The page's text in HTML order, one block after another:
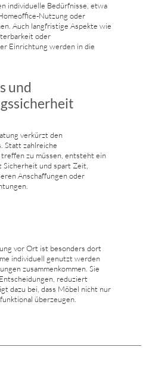
individuelle Bedürfnisse, etwa
Nutzung oder
Auch langfristige Aspekte wie
oder
Einrichtung werden in die
und
verkürzt den
Statt zahlreiche
zu müssen, entsteht ein
Sicherheit und spart Zeit,
Anschaffungen oder
vor Ort ist besonders dort
individuell genutzt werden
zusammenkommen. Sie
reduziert
dazu bei, dass Möbel nicht nur
überzeugen.